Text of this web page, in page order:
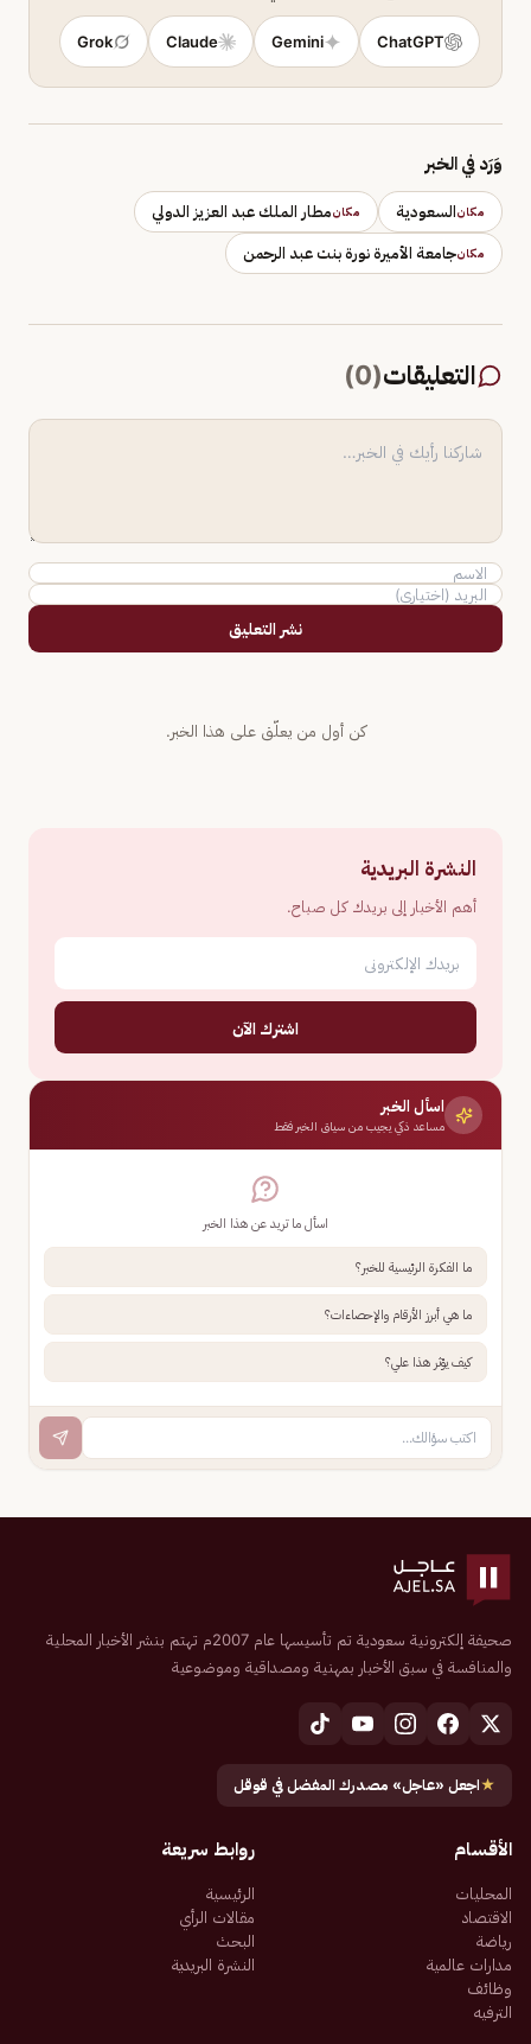
ChatGPT
Gemini
Claude
Grok
وَرَد في الخبر
مكانالسعودية مكانمطار الملك عبد العزيز الدولي
مكانجامعة الأميرة نورة بنت عبد الرحمن
التعليقات(
0
)
نشر التعليق
كن أول من يعلّق على هذا الخبر.
النشرة البريدية
أهم الأخبار إلى بريدك كل صباح.
اشترك الآن
اسأل الخبر
مساعد ذكي يجيب من سياق الخبر فقط
اسأل ما تريد عن هذا الخبر
ما الفكرة الرئيسية للخبر؟
ما هي أبرز الأرقام والإحصاءات؟
كيف يؤثر هذا علي؟
صحيفة إلكترونية سعودية تم تأسيسها عام 2007م تهتم بنشر الأخبار المحلية
والمنافسة في سبق الأخبار بمهنية ومصداقية وموضوعية
★اجعل «عاجل» مصدرك المفضل في قوقل
الأقسام
المحليات
الاقتصاد
رياضة
مدارات عالمية
وظائف
الترفيه
روابط سريعة
الرئيسية
مقالات الرأي
البحث
النشرة البريدية